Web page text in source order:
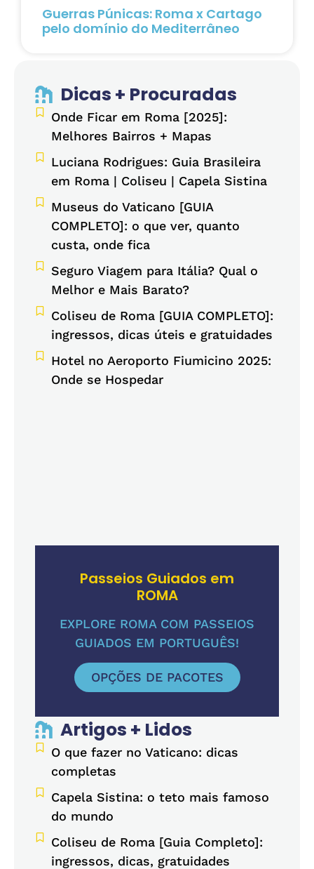
Guerras Púnicas: Roma x Cartago
pelo domínio do Mediterrâneo
Dicas + Procuradas
Onde Ficar em Roma [2025]:
Melhores Bairros + Mapas
Luciana Rodrigues: Guia Brasileira
em Roma | Coliseu | Capela Sistina
Museus do Vaticano [GUIA
COMPLETO]: o que ver, quanto
custa, onde fica
Seguro Viagem para Itália? Qual o
Melhor e Mais Barato?
Coliseu de Roma [GUIA COMPLETO]:
ingressos, dicas úteis e gratuidades
Hotel no Aeroporto Fiumicino 2025:
Onde se Hospedar
Passeios Guiados em
ROMA
EXPLORE ROMA COM PASSEIOS
GUIADOS EM PORTUGUÊS!
OPÇÕES DE PACOTES
Artigos + Lidos
O que fazer no Vaticano: dicas
completas
Capela Sistina: o teto mais famoso
do mundo
Coliseu de Roma [Guia Completo]:
ingressos, dicas, gratuidades